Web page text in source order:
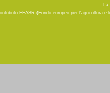
La
FEASR (Fondo europeo per l'agricoltura